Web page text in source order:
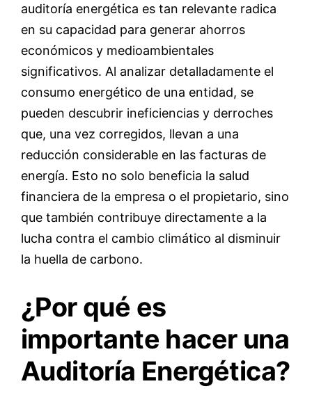
auditoría energética es tan relevante radica
en su capacidad para generar ahorros
económicos y medioambientales
significativos. Al analizar detalladamente el
consumo energético de una entidad, se
pueden descubrir ineficiencias y derroches
que, una vez corregidos, llevan a una
reducción considerable en las facturas de
energía. Esto no solo beneficia la salud
financiera de la empresa o el propietario, sino
que también contribuye directamente a la
lucha contra el cambio climático al disminuir
la huella de carbono.
¿Por qué es
importante hacer una
Auditoría Energética?